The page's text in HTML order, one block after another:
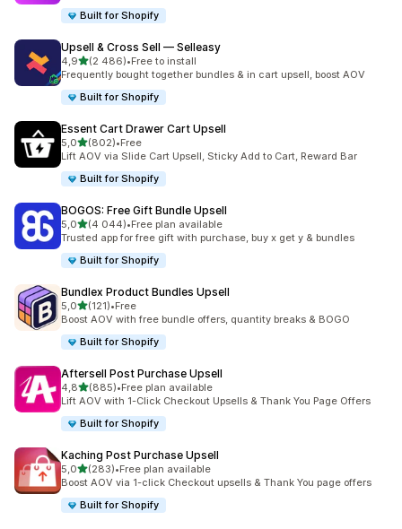
Built for Shopify
Upsell & Cross Sell — Selleasy
4,9av 5 stjerner
(2 486)
Totalt 2486 omtaler
•Free to install
Frequently bought together bundles & in cart upsell, boost AOV
Built for Shopify
Essent Cart Drawer Cart Upsell
5,0av 5 stjerner
(802)
Totalt 802 omtaler
•Free
Lift AOV via Slide Cart Upsell, Sticky Add to Cart, Reward Bar
Built for Shopify
BOGOS: Free Gift Bundle Upsell
5,0av 5 stjerner
(4 044)
Totalt 4044 omtaler
•Free plan available
Trusted app for free gift with purchase, buy x get y & bundles
Built for Shopify
Bundlex Product Bundles Upsell
5,0av 5 stjerner
(121)
Totalt 121 omtaler
•Free
Boost AOV with free bundle offers, quantity breaks & BOGO
Built for Shopify
Aftersell Post Purchase Upsell
4,8av 5 stjerner
(885)
Totalt 885 omtaler
•Free plan available
Lift AOV with 1-Click Checkout Upsells & Thank You Page Offers
Built for Shopify
Kaching Post Purchase Upsell
5,0av 5 stjerner
(283)
Totalt 283 omtaler
•Free plan available
Boost AOV via 1-click Checkout upsells & Thank You page offers
Built for Shopify